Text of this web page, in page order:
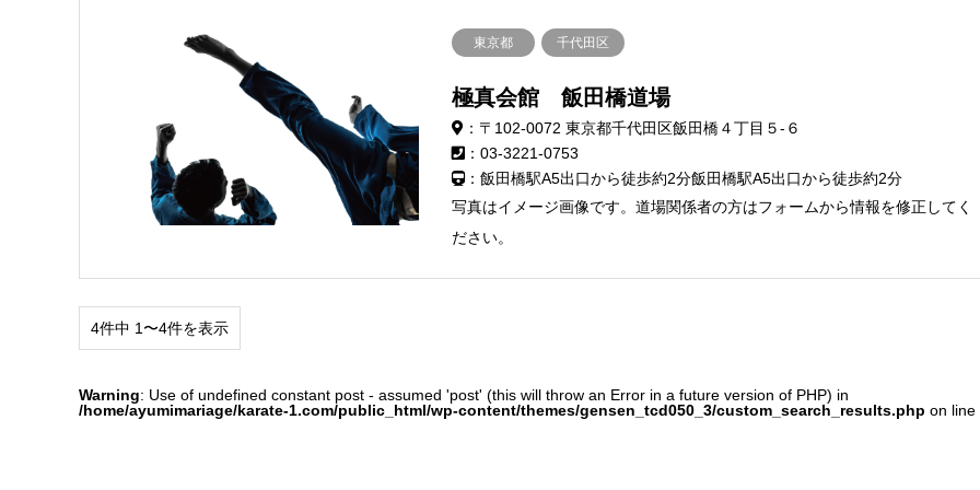
東京都 千代田区
極真会館 飯田橋道場
：〒102-0072 東京都千代田区飯田橋４丁目５-６
：03-3221-0753
：飯田橋駅A5出口から徒歩約2分飯田橋駅A5出口から徒歩約2分
写真はイメージ画像です。道場関係者の方はフォームから情報を修正してく
ださい。
4件中 1〜4件を表示
Warning: Use of undefined constant post - assumed 'post' (this will throw an Error in a future version of PHP) in
/home/ayumimariage/karate-1.com/public_html/wp-content/themes/gensen_tcd050_3/custom_search_results.php on line